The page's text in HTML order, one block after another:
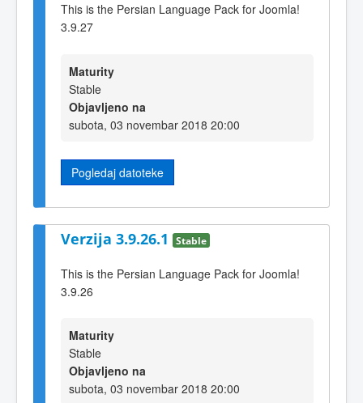
This is the Persian Language Pack for Joomla!
3.9.27
Maturity
Stable
Objavljeno na
subota, 03 novembar 2018 20:00
Pogledaj datoteke
Verzija 3.9.26.1 Stable
This is the Persian Language Pack for Joomla!
3.9.26
Maturity
Stable
Objavljeno na
subota, 03 novembar 2018 20:00